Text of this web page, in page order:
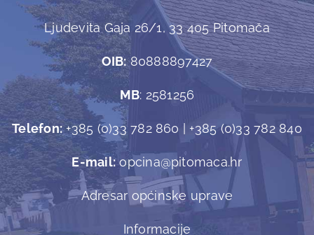
Ljudevita Gaja 26/1, 33 405 Pitomača
OIB:80888897427
MB: 2581256
Telefon:+385 (0)33 782 860 | +385 (0)33 782 840
E-mail:opcina@pitomaca.hr
Adresar općinske uprave
Informacije